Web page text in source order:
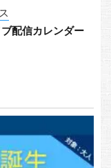
ブ配信カレンダー